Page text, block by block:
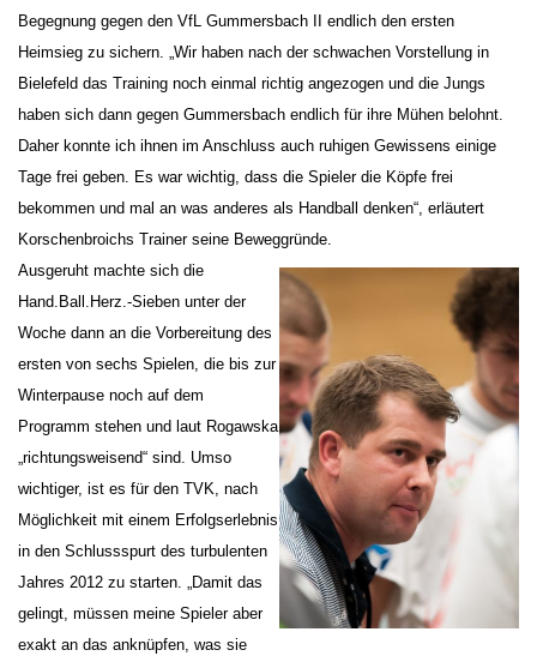
Begegnung gegen den VfL Gummersbach II endlich den ersten
Heimsieg zu sichern. „Wir haben nach der schwachen Vorstellung in
Bielefeld das Training noch einmal richtig angezogen und die Jungs
haben sich dann gegen Gummersbach endlich für ihre Mühen belohnt.
Daher konnte ich ihnen im Anschluss auch ruhigen Gewissens einige
Tage frei geben. Es war wichtig, dass die Spieler die Köpfe frei
bekommen und mal an was anderes als Handball denken“, erläutert
Korschenbroichs Trainer seine Beweggründe.
Ausgeruht machte sich die
Hand.Ball.Herz.-Sieben unter der
Woche dann an die Vorbereitung des
ersten von sechs Spielen, die bis zur
Winterpause noch auf dem
Programm stehen und laut Rogawska
„richtungsweisend“ sind. Umso
wichtiger, ist es für den TVK, nach
Möglichkeit mit einem Erfolgserlebnis
in den Schlussspurt des turbulenten
Jahres 2012 zu starten. „Damit das
gelingt, müssen meine Spieler aber
exakt an das anknüpfen, was sie